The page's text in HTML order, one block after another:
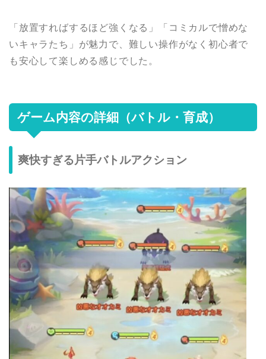
「放置すればするほど強くなる」「コミカルで憎めな
いキャラたち」が魅力で、難しい操作がなく初心者で
も安心して楽しめる感じでした。
ゲーム内容の詳細（バトル・育成）
爽快すぎる片手バトルアクション